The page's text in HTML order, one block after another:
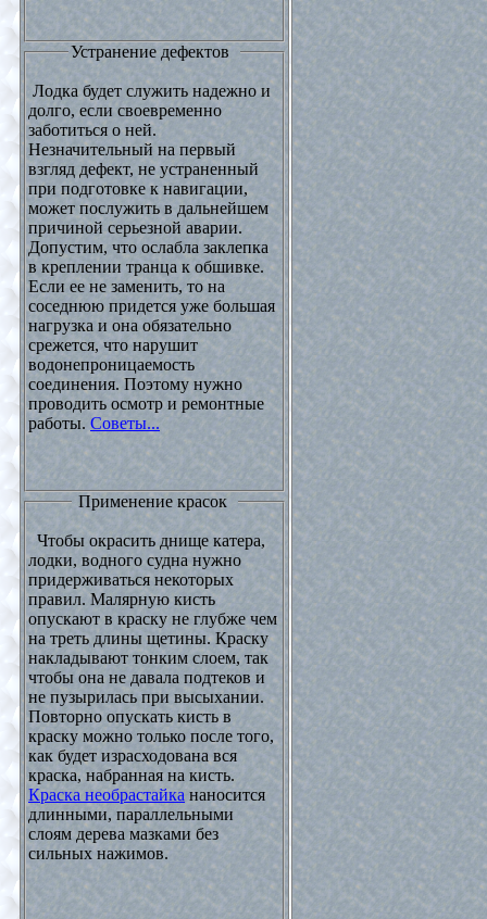
Устранение дефектов
Лодка будет служить надежно и
долго, если своевременно
заботиться о ней.
Незначительный на первый
взгляд дефект, не устраненный
при подготовке к навигации,
может послужить в дальнейшем
причиной серьезной аварии.
Допустим, что ослабла заклепка
в креплении транца к обшивке.
Если ее не заменить, то на
соседнюю придется уже большая
нагрузка и она обязательно
срежется, что нарушит
водонепроницаемость
соединения. Поэтому нужно
проводить осмотр и ремонтные
работы. Советы...
Применение красок
лодки, водного судна нужно
придерживаться некоторых
правил. Малярную кисть
опускают в краску не глубже чем
на треть длины щетины. Краску
накладывают тонким слоем, так
чтобы она не давала подтеков и
не пузырилась при высыхании.
Повторно опускать кисть в
краску можно только после того,
как будет израсходована вся
краска, набранная на кисть.
Краска необрастайкананосится
длинными, параллельными
слоям дерева мазками без
сильных нажимов.